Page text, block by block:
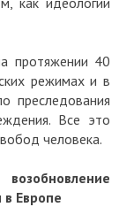
протяжении 40
режимах и в
преследования
Все это
человека.
Европе